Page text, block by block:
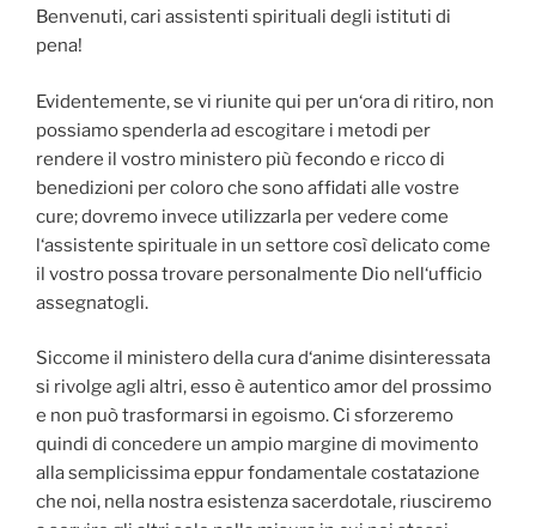
Benvenuti, cari assistenti spirituali degli istituti di
pena!
Evidentemente, se vi riunite qui per un‘ora di ritiro, non
possiamo spenderla ad escogitare i metodi per
rendere il vostro ministero più fecondo e ricco di
benedizioni per coloro che sono affidati alle vostre
cure; dovremo invece utilizzarla per vedere come
l‘assistente spirituale in un settore così delicato come
il vostro possa trovare personalmente Dio nell‘ufficio
assegnatogli.
Siccome il ministero della cura d‘anime disinteressata
si rivolge agli altri, esso è autentico amor del prossimo
e non può trasformarsi in egoismo. Ci sforzeremo
quindi di concedere un ampio margine di movimento
alla semplicissima eppur fondamentale costatazione
che noi, nella nostra esistenza sacerdotale, riusciremo